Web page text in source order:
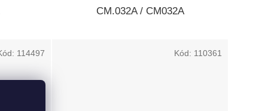
CM.032A / CM032A
114497 Kód: 110361